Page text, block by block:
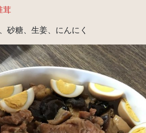
茸
砂糖、生姜、にんにく